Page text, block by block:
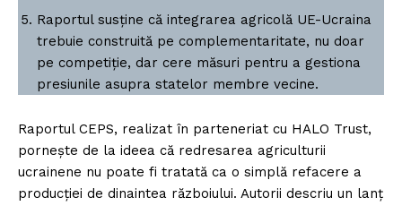
Raportul susține că integrarea agricolă UE-Ucraina
trebuie construită pe complementaritate, nu doar
pe competiție, dar cere măsuri pentru a gestiona
presiunile asupra statelor membre vecine.
Raportul CEPS, realizat în parteneriat cu HALO Trust,
pornește de la ideea că redresarea agriculturii
ucrainene nu poate fi tratată ca o simplă refacere a
producției de dinaintea războiului. Autorii descriu un lanț